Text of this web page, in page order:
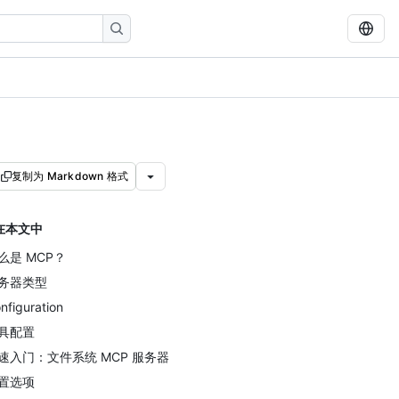
复制为 Markdown 格式
本文中
是 MCP？
器类型
配置
入门：文件系统 MCP 服务器
选项